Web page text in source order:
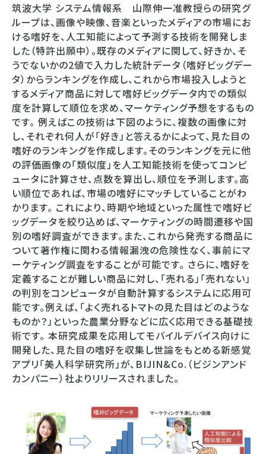
筑波大学 システム情報系 山際伸一准教授らの研究グ
ループは、画像や映像、音楽といったメディアの市場にお
ける嗜好を、人工知能によって予測する技術を開発しま
した（特許出願中）。既存のメディアに関して、好きか、そ
うでないかの2値で入力した統計データ（嗜好ビッグデー
タ）からランキングを作成し、これから市場投入しようと
するメディア商品に対して嗜好ビッグデータ内での類似
度を計算して順位を求め、マーケティング予想をするもの
です。 例えばこの技術は下図のように、複数の画像に対
し、それぞれ何人が「好き」と答えるかによって、見た目の
嗜好のランキングを作成します。そのランキングを元に他
の評価画像の「類似度」を人工知能技術を使ってコンピ
ュータに計算させ、点数を算出し、順位を予測します。高
い順位であれば、市場の嗜好にマッチしていることがわ
かります。 これにより、時期や地域といった属性で嗜好ビ
ッグデータを絞り込めば、マーケティングの時間遷移や国
別の嗜好調査ができます。また、これから発売する商品に
ついて著作権に関わる情報漏洩の危険性なく、事前にマ
ーケティング調査をすることが可能です。 さらに、嗜好を
定義することが難しい商品に対し、「売れる」「売れない」
の判別をコンピュータが自動計算するシステムに応用可
能です。例えば、「よく売れるトマトの見た目はどのような
ものか？」といった農業分野などに広く応用できる基礎技
術です。 本研究成果を応用してモバイルデバイス向けに
開発した、見た目の嗜好を収集し世論をもとめる新感覚
アプリ「美人科学研究所」が、BIJIN&Co.（ビジンアンド
カンパニー）社よりリリースされました。